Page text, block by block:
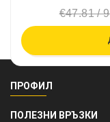
€47.81 /
ПРОФИЛ
ПОЛЕЗНИ ВРЪЗКИ